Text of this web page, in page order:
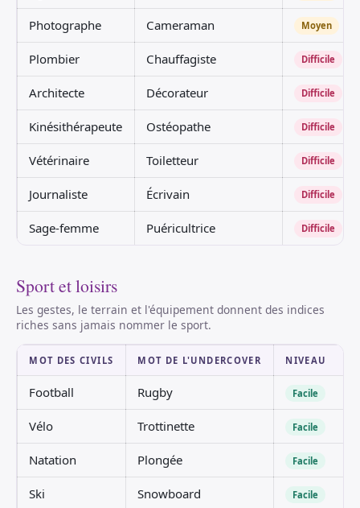
Photographe Cameraman Moyen
Plombier Chauffagiste Difficile
Architecte Décorateur Difficile
Kinésithérapeute Ostéopathe Difficile
Vétérinaire Toiletteur Difficile
Journaliste Écrivain Difficile
Sage-femme Puéricultrice Difficile
Sport et loisirs
Les gestes, le terrain et l'équipement donnent des indices
riches sans jamais nommer le sport.
MOT DES CIVILS MOT DE L'UNDERCOVER NIVEAU
Football Rugby Facile
Vélo Trottinette Facile
Natation Plongée Facile
Ski Snowboard Facile